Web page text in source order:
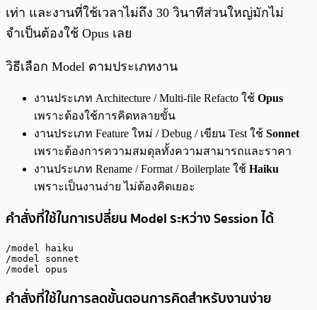
เท่า และงานที่ใช้เวลาไม่ถึง 30 วินาทีส่วนใหญ่มักไม่
จำเป็นต้องใช้ Opus เลย
วิธีเลือก​ Model ตามประเภทงาน
งานประเภท Architecture / Multi-file Refacto ใช้ Opus
เพราะต้องใช้การคิดหลายขั้น
งานประเภท Feature ใหม่ / Debug / เขียน Test ใช้ Sonnet
เพราะต้องการความสมดุลทั้งความสามารถและราคา
งานประเภท Rename / Format / Boilerplate ใช้ Haiku
เพราะเป็นงานง่าย ไม่ต้องคิดเยอะ
คำสั่งที่ใช้ในกาเรปลี่ยน Model ระหว่าง Session ได้
/model haiku
/model sonnet
/model opus
คำสั่งที่ใช้ในการลดขั้นตอนการคิดสำหรับงานง่าย